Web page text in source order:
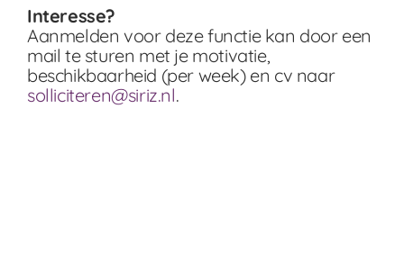
Interesse?
Aanmelden voor deze functie kan door een
mail te sturen met je motivatie,
beschikbaarheid (per week) en cv naar
solliciteren@siriz.nl.